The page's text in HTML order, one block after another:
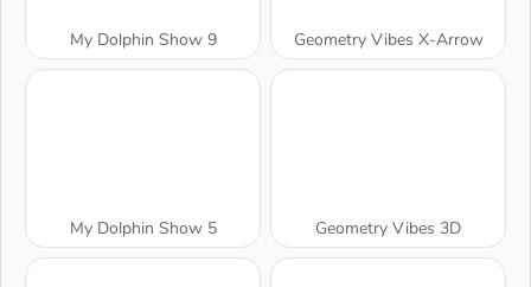
My Dolphin Show 9 Geometry Vibes X-Arrow
My Dolphin Show 5 Geometry Vibes 3D